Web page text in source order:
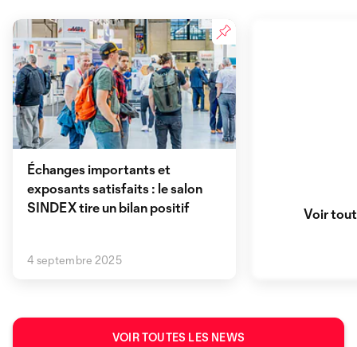
Échanges importants et
exposants satisfaits : le salon
SINDEX tire un bilan positif
4 septembre 2025
Voir
VOIR TOUTES LES NEWS